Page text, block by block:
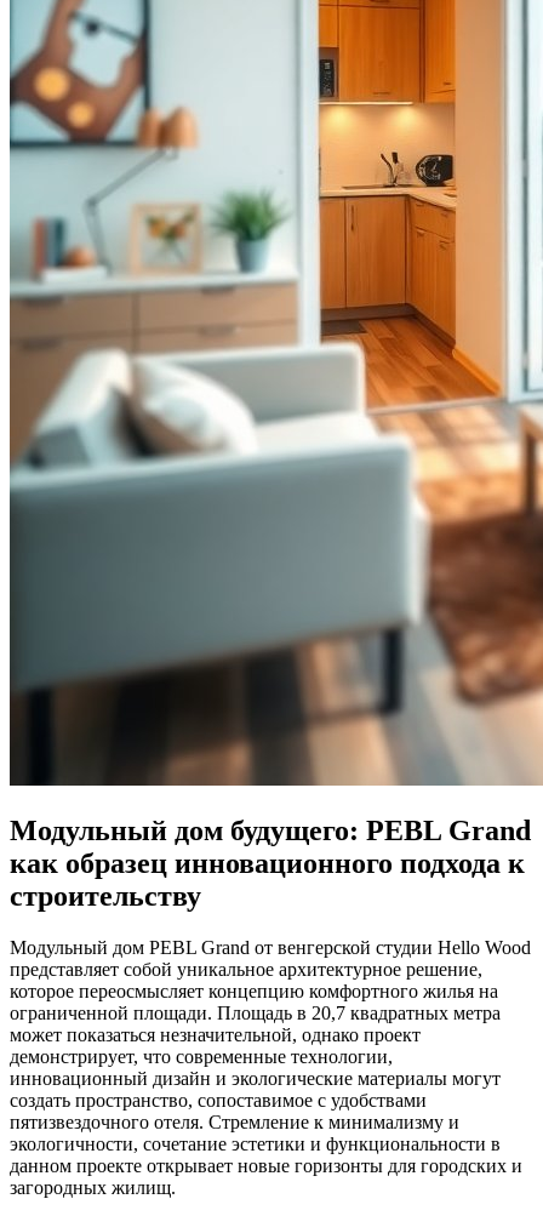
Модульный дом будущего: PEBL Grand
как образец инновационного подхода к
строительству
Модульный дом PEBL Grand от венгерской студии Hello Wood
представляет собой уникальное архитектурное решение,
которое переосмысляет концепцию комфортного жилья на
ограниченной площади. Площадь в 20,7 квадратных метра
может показаться незначительной, однако проект
демонстрирует, что современные технологии,
инновационный дизайн и экологические материалы могут
создать пространство, сопоставимое с удобствами
пятизвездочного отеля. Стремление к минимализму и
экологичности, сочетание эстетики и функциональности в
данном проекте открывает новые горизонты для городских и
загородных жилищ.